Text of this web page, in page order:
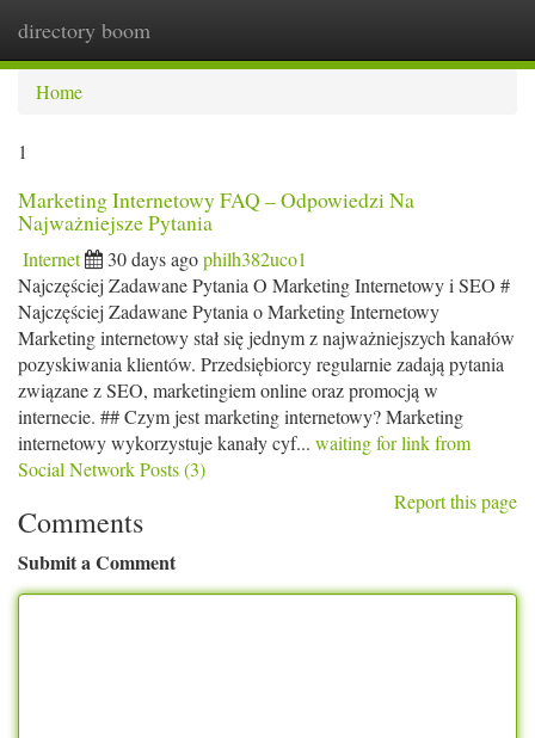
directory boom
Home
1
Marketing Internetowy FAQ – Odpowiedzi Na
Najważniejsze Pytania
Internet 30 days agophilh382uco1
Najczęściej Zadawane Pytania O Marketing Internetowy i SEO #
Najczęściej Zadawane Pytania o Marketing Internetowy
Marketing internetowy stał się jednym z najważniejszych kanałów
pozyskiwania klientów. Przedsiębiorcy regularnie zadają pytania
związane z SEO, marketingiem online oraz promocją w
internecie. ## Czym jest marketing internetowy? Marketing
internetowy wykorzystuje kanały cyf... waiting for link from
Social Network Posts (3)
Report this page
Comments
Submit a Comment